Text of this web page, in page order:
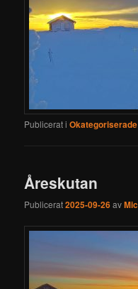
Publicerat i Okategoriserade
Åreskutan
Publicerat2025-09-26av